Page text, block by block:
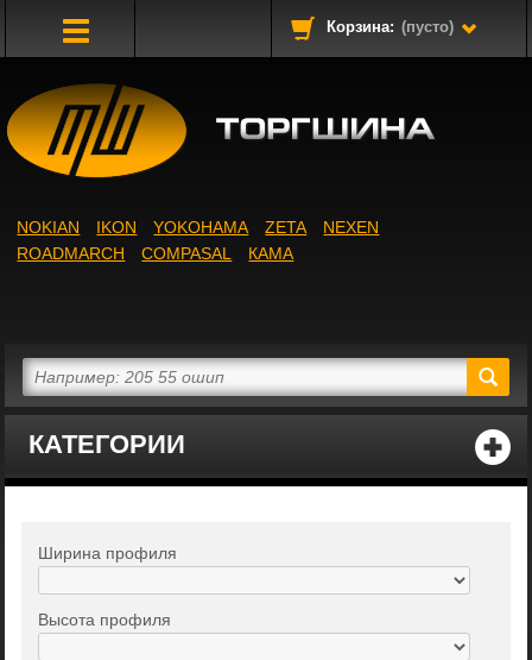
Корзина: (пусто)
КАТЕГОРИИ
NOKIAN IKON YOKOHAMA ZETA
NEXEN
ROADMARCH
COMPASAL КАМА
Ширина профиля
Высота профиля